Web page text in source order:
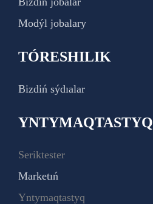
Modýl jobalary
TÓRESHILIK
Bizdiń sýdıalar
YNTYMAQTASTYQ
Seriktester
Marketıń
Yntymaqtastyq